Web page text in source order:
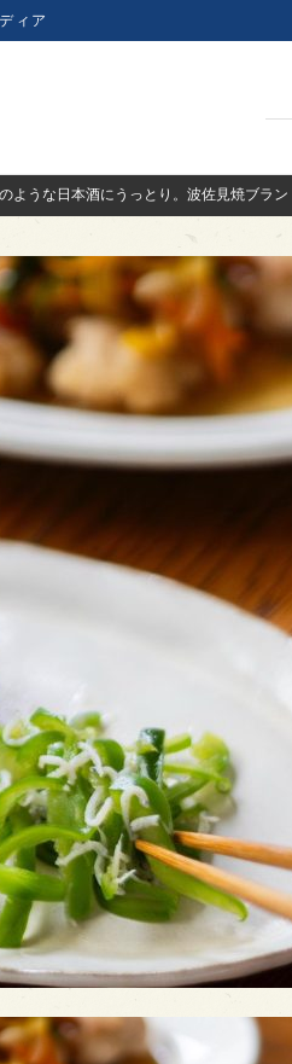
ィア
ような日本酒にうっとり。波佐見焼ブラ